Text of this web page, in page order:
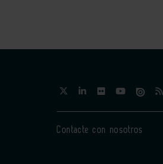
Contacte con nosotros